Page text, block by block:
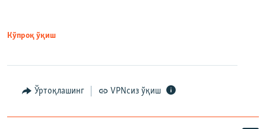
Кўпроқ ўқиш
Ўртоқлашинг VPNсиз ўқиш